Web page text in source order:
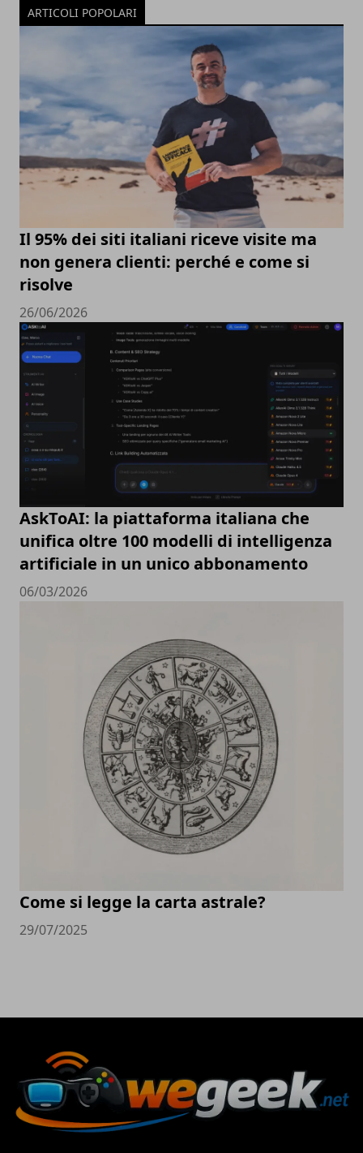
ARTICOLI POPOLARI
Il 95% dei siti italiani riceve visite ma
non genera clienti: perché e come si
risolve
26/06/2026
AskToAI: la piattaforma italiana che
unifica oltre 100 modelli di intelligenza
artificiale in un unico abbonamento
06/03/2026
Come si legge la carta astrale?
29/07/2025